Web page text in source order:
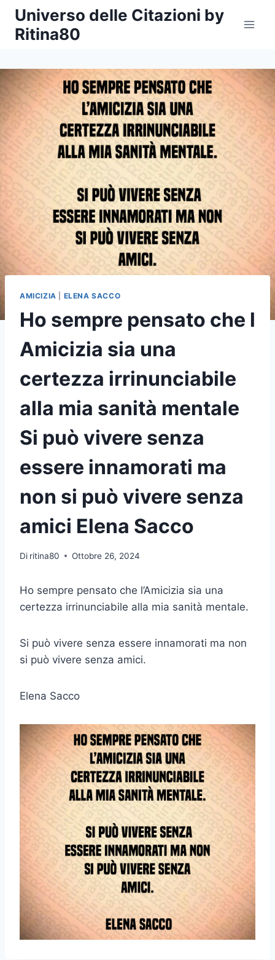
Salta
contenuto
Universo delle Citazioni by
Ritina80
AMICIZIA ELENA SACCO
Ho sempre pensato che l
Amicizia sia una
certezza irrinunciabile
alla mia sanità mentale
Si può vivere senza
essere innamorati ma
non si può vivere senza
amici Elena Sacco
Di ritina80 Ottobre 26, 2024
Ho sempre pensato che l’Amicizia sia una
certezza irrinunciabile alla mia sanità mentale.
Si può vivere senza essere innamorati ma non
si può vivere senza amici.
Elena Sacco